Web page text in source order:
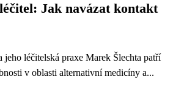
Jak navázat kontakt
jeho léčitelská praxe Marek Šlechta patří
v oblasti alternativní medicíny a...